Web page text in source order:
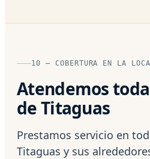
10 — COBERTURA EN LA
Atendemos
de Titaguas
Prestamos servicio en
Titaguas y sus